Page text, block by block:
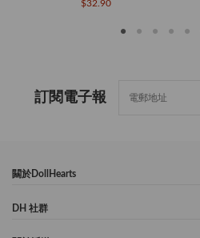
$32.90
訂閱電子報
闗於DollHearts
DH 社群